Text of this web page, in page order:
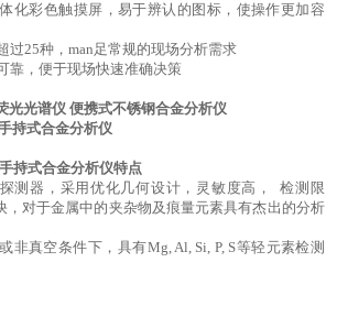
化彩色触摸屏，易于辨认的图标，使操作更加容
过25种，man足常规的现场分析需求
靠，便于现场快速准确决策
光光谱仪 便携式不锈钢合金分析仪
持式合金分析仪
持式合金分析仪特点
测器，采用优化几何设计，灵敏度高， 检测限
，对于金属中的夹杂物及痕量元素具有杰出的分析
非真空条件下，具有Mg, Al, Si, P, S等轻元素检测